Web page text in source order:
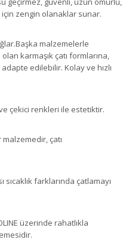
zengin olanaklar sunar.
malzemelerle
karmaşık çatı formlarına,
edilebilir. Kolay ve hızlı
çekici renkleri ile estetiktir.
malzemedir, çatı
sıcaklık farklarında çatlamayı
üzerinde rahatlıkla